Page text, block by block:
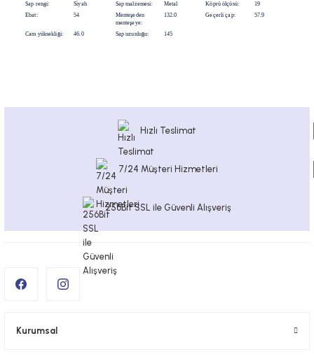
Sap rengi: Si̇yah Sap malzemesi: Metal Köprü ölçüsü:
19
Ebat:
54
Menteşeden
menteşeye:
132.0 Geçerli çap: 57.9
Cam yüksekliği: 46.0 Sap uzunluğu: 145
Hızlı Teslimat
7/24 Müşteri Hizmetleri
256Bit SSL ile Güvenli Alışveriş
Kurumsal